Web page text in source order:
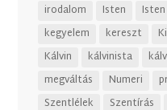
irodalom
Isten
kegyelem
kereszt
Kálvin
kálvinista
megváltás
Numeri
Szentlélek
Szentírás